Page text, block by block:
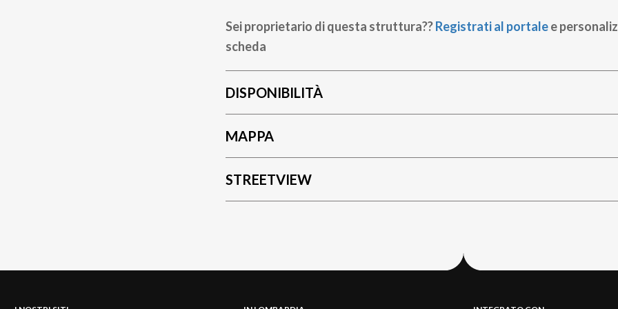
Sei proprietario di questa struttura??Registrati al portalee
scheda
DISPONIBILITÀ
MAPPA
STREETVIEW